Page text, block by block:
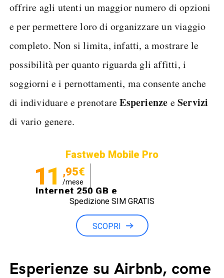
offrire agli utenti un maggior numero di opzioni
e per permettere loro di organizzare un viaggio
completo. Non si limita, infatti, a mostrare le
possibilità per quanto riguarda gli affitti, i
soggiorni e i pernottamenti, ma consente anche
di individuare e prenotareEsperienze eServizi
di vario genere.
Fastweb Mobile Pro
11 ,95€
/mese
Internet 250 GB e
Minuti illimitati
Spedizione SIM GRATIS
SCOPRI
Esperienze su Airbnb, come